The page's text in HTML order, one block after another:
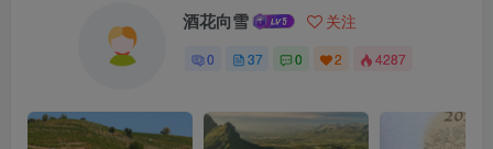
酒花向雪 关注
0 37 0 2 4287